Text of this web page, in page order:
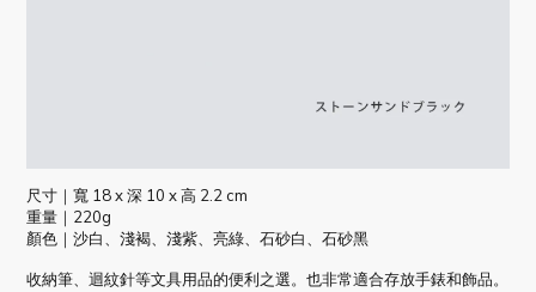
尺寸｜寬 18 x 深 10 x 高 2.2 cm
重量｜220g
顏色｜沙白、淺褐、淺紫、亮綠、石砂白、石砂黑
收納筆、迴紋針等文具用品的便利之選。也非常適合存放手錶和飾品。